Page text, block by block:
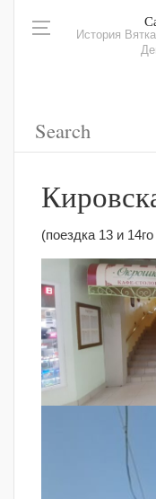
История
(поездка 13 и